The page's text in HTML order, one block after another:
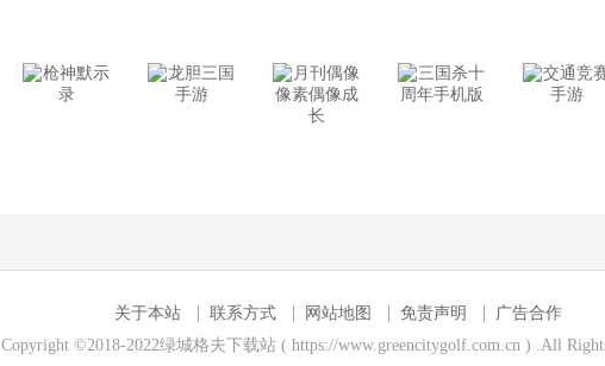
关于本站 联系方式 网站地图 免责声明
广告合作
Copyright ©2018-2022绿城格夫下载站 ( https://www.greencitygolf.com.cn ) .All